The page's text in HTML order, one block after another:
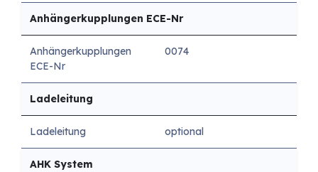
Anhängerkupplungen ECE-Nr
Anhängerkupplungen
ECE-Nr
0074
Ladeleitung
Ladeleitung optional
AHK System